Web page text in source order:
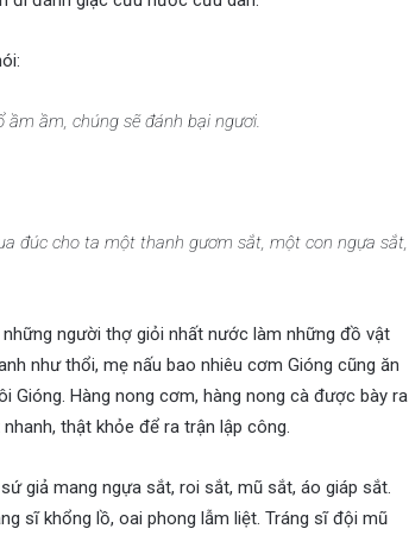
ầm, chúng sẽ đánh bại ngươi.
đúc cho ta một thanh gươm sắt, một con ngựa sắt,
người thợ giỏi nhất nước làm những đồ vật
như thổi, mẹ nấu bao nhiêu cơm Gióng cũng ăn
Gióng. Hàng nong cơm, hàng nong cà được bày ra
thật khỏe để ra trận lập công.
giả mang ngựa sắt, roi sắt, mũ sắt, áo giáp sắt.
sĩ khổng lồ, oai phong lẫm liệt. Tráng sĩ đội mũ